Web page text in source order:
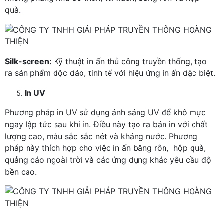
quà.
Silk-screen: Kỹ thuật in ấn thủ công truyền thống, tạo
ra sản phẩm độc đáo, tinh tế với hiệu ứng in ấn đặc biệt.
In UV
Phương pháp in UV sử dụng ánh sáng UV để khô mực
ngay lập tức sau khi in. Điều này tạo ra bản in với chất
lượng cao, màu sắc sắc nét và kháng nước. Phương
pháp này thích hợp cho việc in ấn băng rôn, hộp quà,
quảng cáo ngoài trời và các ứng dụng khác yêu cầu độ
bền cao.